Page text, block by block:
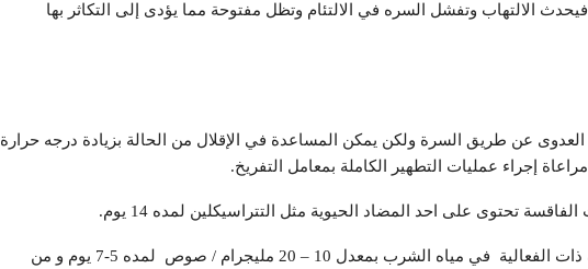
الالتهاب وتفشل السره في الالتئام وتظل مفتوحة مما يؤدى إلى التكاثر بها
العدوى عن طريق السرة ولكن يمكن المساعدة في الإقلال من الحالة بزيادة درجه حرارة
إجراء عمليات التطهير الكاملة بمعامل التفريخ.
تحتوى على احد المضاد الحيوية مثل التتراسيكلين لمده 14 يوم.
تقديم أحد المضادات الحيوية ذات الفعالية في مياه الشرب بمعدل 10 – 20 مليجرام / صوص لمده 5-7 يوم و من